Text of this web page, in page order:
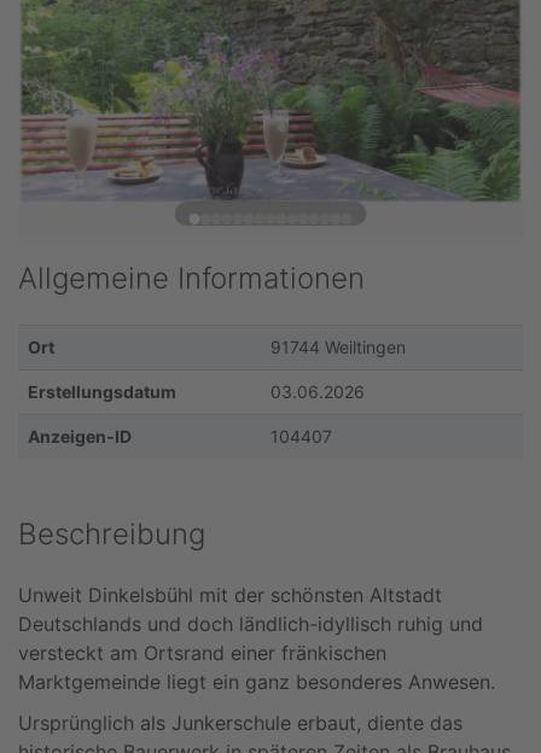
Allgemeine Informationen
Ort 91744 Weiltingen
Erstellungsdatum 03.06.2026
Anzeigen-ID 104407
Beschreibung
Unweit Dinkelsbühl mit der schönsten Altstadt
Deutschlands und doch ländlich-idyllisch ruhig und
versteckt am Ortsrand einer fränkischen
Marktgemeinde liegt ein ganz besonderes Anwesen.
Ursprünglich als Junkerschule erbaut, diente das